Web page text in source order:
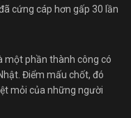
cứng cáp hơn gấp 30 lần
một phần thành công có
Điểm mấu chốt, đó
mỏi của những người